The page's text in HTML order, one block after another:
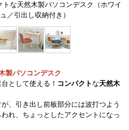
な天然木製パソコンデスク（ホワイ
／引出し収納付き）
製パソコンデスク
として使える！ コンパクトな天然木
、引き出し前板部分には波打つよう
れ、ちょっとしたアクセントになっ